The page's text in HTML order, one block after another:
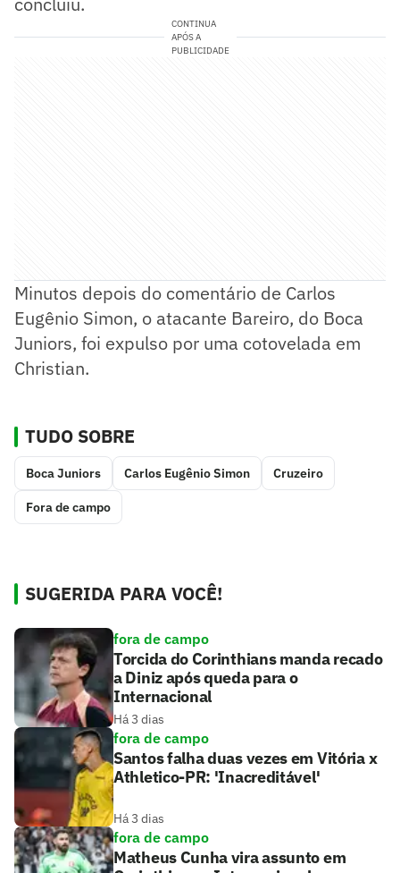
CONTINUA
APÓS A
PUBLICIDADE
Minutos depois do comentário de Carlos
Eugênio Simon, o atacante Bareiro, do Boca
Juniors, foi expulso por uma cotovelada em
Christian.
TUDO SOBRE
Boca Juniors Carlos Eugênio Simon Cruzeiro
Fora de campo
SUGERIDA PARA VOCÊ!
fora de campo
Torcida do Corinthians manda recado
a Diniz após queda para o
Internacional
Há 3 dias
fora de campo
Santos falha duas vezes em Vitória x
Athletico-PR: 'Inacreditável'
Há 3 dias
fora de campo
Matheus Cunha vira assunto em